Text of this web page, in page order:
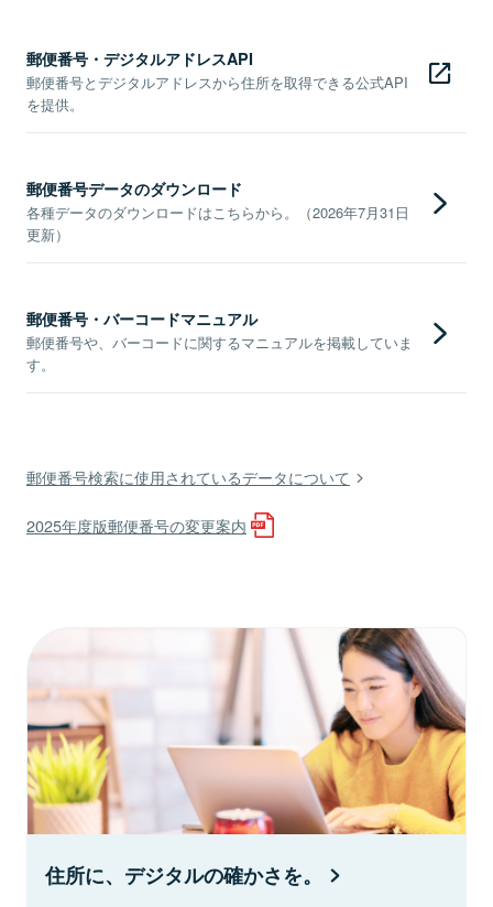
郵便番号・デジタルアドレスAPI
郵便番号とデジタルアドレスから住所を取得できる公式API
を提供。
郵便番号データのダウンロード
各種データのダウンロードはこちらから。（2026年7月31日
更新）
郵便番号・バーコードマニュアル
郵便番号や、バーコードに関するマニュアルを掲載していま
す。
郵便番号検索に使用されているデータについて
2025年度版郵便番号の変更案内
住所に、デジタルの確かさを。